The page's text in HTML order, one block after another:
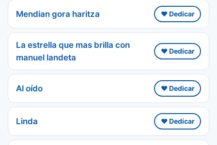
Mendian gora haritza ❤️ Dedicar
La estrella que mas brilla con
manuel landeta
❤️ Dedicar
Al oído ❤️ Dedicar
Linda ❤️ Dedicar